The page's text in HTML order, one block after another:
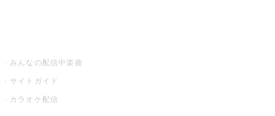
みんなの配信中楽曲
サイトガイド
カラオケ配信